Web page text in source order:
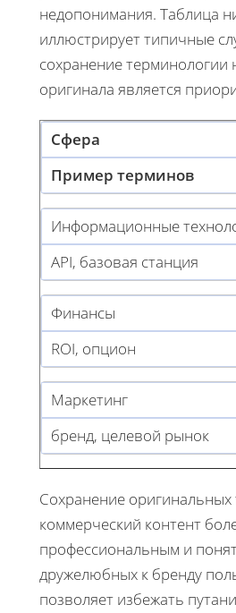
недопонимания. Таблица
иллюстрирует типичные
сохранение терминологии
оригинала является
Сфера
Пример терминов
Информационные
API, базовая станция
Финансы
ROI, опцион
Маркетинг
бренд, целевой рынок
Сохранение оригинальных
коммерческий контент
профессиональным и
дружелюбных к бренду
позволяет избежать